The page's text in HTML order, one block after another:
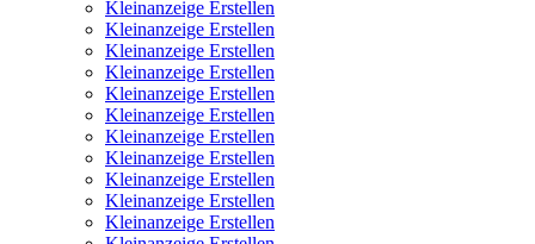
Kleinanzeige Erstellen
Kleinanzeige Erstellen
Kleinanzeige Erstellen
Kleinanzeige Erstellen
Kleinanzeige Erstellen
Kleinanzeige Erstellen
Kleinanzeige Erstellen
Kleinanzeige Erstellen
Kleinanzeige Erstellen
Kleinanzeige Erstellen
Kleinanzeige Erstellen